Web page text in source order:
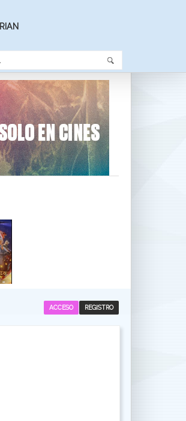
REGISTRO
ACCESO